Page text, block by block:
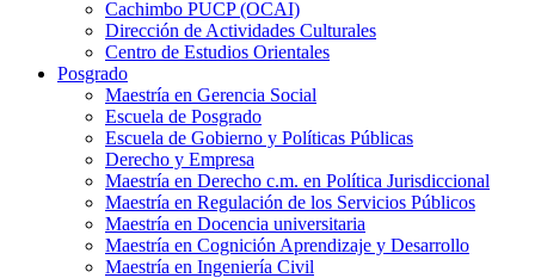
Cachimbo PUCP (OCAI)
Dirección de Actividades Culturales
Centro de Estudios Orientales
Posgrado
Maestría en Gerencia Social
Escuela de Posgrado
Escuela de Gobierno y Políticas Públicas
Derecho y Empresa
Maestría en Derecho c.m. en Política Jurisdiccional
Maestría en Regulación de los Servicios Públicos
Maestría en Docencia universitaria
Maestría en Cognición Aprendizaje y Desarrollo
Maestría en Ingeniería Civil